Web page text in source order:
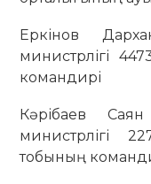
Еркінов
министрлігі
командирі
Кәрібаев
министрлігі
тобының